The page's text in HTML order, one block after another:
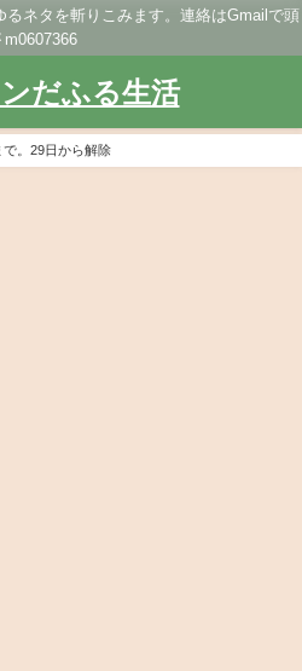
ネタを斬りこみます。連絡はGmailで頭
m0607366
だふる生活
で。29日から解除